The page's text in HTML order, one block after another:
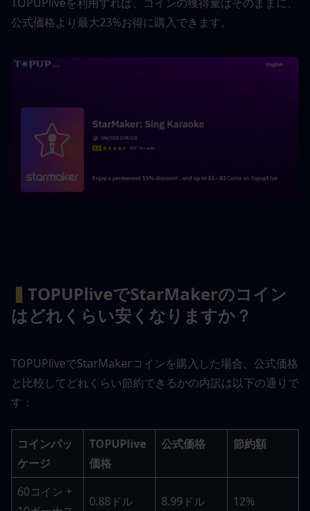
公式価格より最大23%お得に購入できます。
▍ TOPUPliveでStarMakerのコイン
はどれくらい安くなりますか？
TOPUPliveでStarMakerコインを購入した場合、公式価格
と比較してどれくらい節約できるかの内訳は以下の通りで
す：
コインパッ
ケージ
TOPUPlive
価格
公式価格 節約額
60コイン +
0.88ドル 8.99ドル 12%